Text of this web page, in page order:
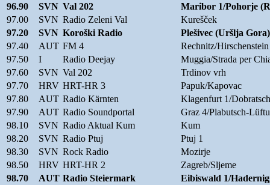
96.90
SVN Val 202
Maribor 1/Pohorje
97.00
SVN Radio Zeleni Val
Kurešček
97.20
SVN Koroški Radio
Plešivec (Uršlja Gora)
97.40
AUT FM 4
Rechnitz/Hirschenstein
97.50
I Radio Deejay
Muggia/Strada per
97.60
SVN Val 202
Trdinov vrh
97.70
HRV HRT-HR 3
Papuk/Kapovac
97.80
AUT Radio Kärnten
Klagenfurt 1/
97.90
AUT Radio Soundportal
Graz 4/Plabutsch-
98.10
SVN Radio Aktual Kum
Kum
98.20
SVN Radio Ptuj
Ptuj 1
98.30
SVN Rock Radio
Mozirje
98.50
HRV HRT-HR 2
Zagreb/Sljeme
98.70
AUT Radio Steiermark
Eibiswald 1/